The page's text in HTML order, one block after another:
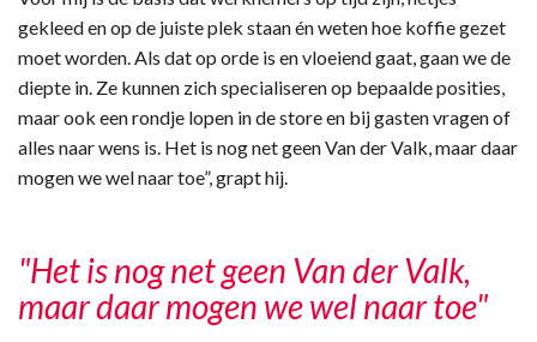
gekleed en op de juiste plek staan én weten hoe koffie gezet
moet worden. Als dat op orde is en vloeiend gaat, gaan we de
diepte in. Ze kunnen zich specialiseren op bepaalde posities,
maar ook een rondje lopen in de store en bij gasten vragen of
alles naar wens is. Het is nog net geen Van der Valk, maar daar
mogen we wel naar toe”, grapt hij.
"Het is nog net geen Van der Valk,
maar daar mogen we wel naar toe"